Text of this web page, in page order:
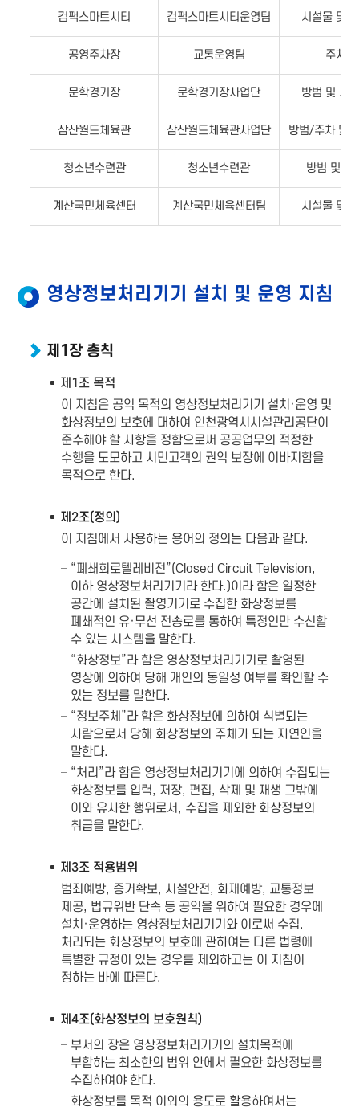
컴팩스마트시티 컴팩스마트시티운영팀 시설물 및
공영주차장 교통운영팀 주차관
문학경기장 문학경기장사업단 방범 및 시
삼산월드체육관 삼산월드체육관사업단 방범/주차 및
청소년수련관 청소년수련관 방범 및 주
계산국민체육센터 계산국민체육센터팀 시설물 및
영상정보처리기기 설치 및 운영 지침
제1장 총칙
제1조 목적
이 지침은 공익 목적의 영상정보처리기기 설치·운영 및
화상정보의 보호에 대하여 인천광역시시설관리공단이
준수해야 할 사항을 정함으로써 공공업무의 적정한
수행을 도모하고 시민고객의 권익 보장에 이바지함을
목적으로 한다.
제2조(정의)
이 지침에서 사용하는 용어의 정의는 다음과 같다.
“폐쇄회로텔레비전”(Closed Circuit Television,
이하 영상정보처리기기라 한다.)이라 함은 일정한
공간에 설치된 촬영기기로 수집한 화상정보를
폐쇄적인 유·무선 전송로를 통하여 특정인만 수신할
수 있는 시스템을 말한다.
“화상정보”라 함은 영상정보처리기기로 촬영된
영상에 의하여 당해 개인의 동일성 여부를 확인할 수
있는 정보를 말한다.
“정보주체”라 함은 화상정보에 의하여 식별되는
사람으로서 당해 화상정보의 주체가 되는 자연인을
말한다.
“처리”라 함은 영상정보처리기기에 의하여 수집되는
화상정보를 입력, 저장, 편집, 삭제 및 재생 그밖에
이와 유사한 행위로서, 수집을 제외한 화상정보의
취급을 말한다.
제3조 적용범위
범죄예방, 증거확보, 시설안전, 화재예방, 교통정보
제공, 법규위반 단속 등 공익을 위하여 필요한 경우에
설치·운영하는 영상정보처리기기와 이로써 수집.
처리되는 화상정보의 보호에 관하여는 다른 법령에
특별한 규정이 있는 경우를 제외하고는 이 지침이
정하는 바에 따른다.
제4조(화상정보의 보호원칙)
부서의 장은 영상정보처리기기의 설치목적에
부합하는 최소한의 범위 안에서 필요한 화상정보를
수집하여야 한다.
화상정보를 목적 이외의 용도로 활용하여서는